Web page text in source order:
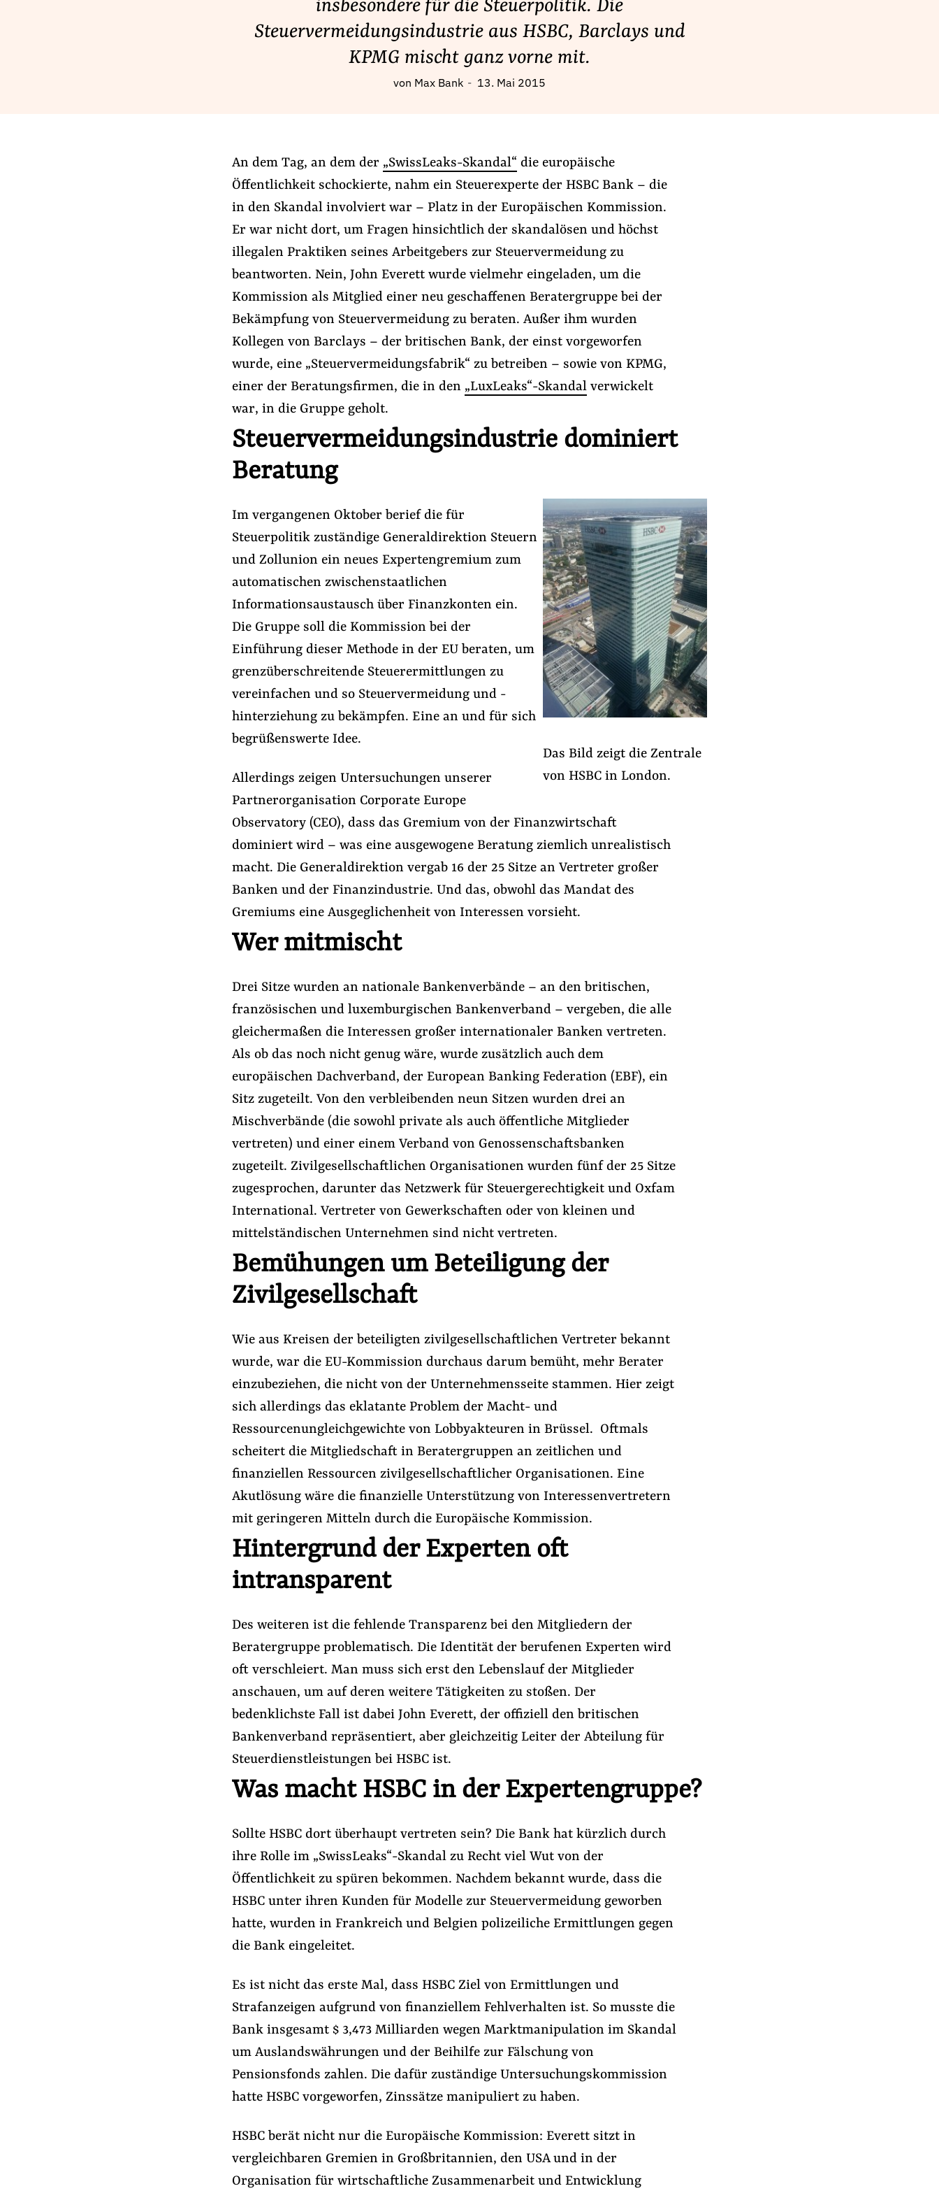
#Lobbyregister
Folge Uns
MastodonBluesky LinkedIn
Feed Newsletter
insbesondere für die Steuerpolitik. Die
Steuervermeidungsindustrie aus HSBC, Barclays und
KPMG mischt ganz vorne mit.
von Max Bank 13. Mai 2015
An dem Tag, an dem der „SwissLeaks-Skandal“ die europäische
Öffentlichkeit schockierte, nahm ein Steuerexperte der HSBC Bank – die
in den Skandal involviert war – Platz in der Europäischen Kommission.
Er war nicht dort, um Fragen hinsichtlich der skandalösen und höchst
illegalen Praktiken seines Arbeitgebers zur Steuervermeidung zu
beantworten. Nein, John Everett wurde vielmehr eingeladen, um die
Kommission als Mitglied einer neu geschaffenen Beratergruppe bei der
Bekämpfung von Steuervermeidung zu beraten. Außer ihm wurden
Kollegen von Barclays – der britischen Bank, der einst vorgeworfen
wurde, eine „Steuervermeidungsfabrik“ zu betreiben – sowie von KPMG,
einer der Beratungsfirmen, die in den „LuxLeaks“-Skandal verwickelt
war, in die Gruppe geholt.
Steuervermeidungsindustrie dominiert
Beratung
Das Bild zeigt die Zentrale
von HSBC in London.
Im vergangenen Oktober berief die für
Steuerpolitik zuständige Generaldirektion Steuern
und Zollunion ein neues Expertengremium zum
automatischen zwischenstaatlichen
Informationsaustausch über Finanzkonten ein.
Die Gruppe soll die Kommission bei der
Einführung dieser Methode in der EU beraten, um
grenzüberschreitende Steuerermittlungen zu
vereinfachen und so Steuervermeidung und -
hinterziehung zu bekämpfen. Eine an und für sich
begrüßenswerte Idee.
Allerdings zeigen Untersuchungen unserer
Partnerorganisation Corporate Europe
Observatory (CEO), dass das Gremium von der Finanzwirtschaft
dominiert wird – was eine ausgewogene Beratung ziemlich unrealistisch
macht. Die Generaldirektion vergab 16 der 25 Sitze an Vertreter großer
Banken und der Finanzindustrie. Und das, obwohl das Mandat des
Gremiums eine Ausgeglichenheit von Interessen vorsieht.
Wer mitmischt
Drei Sitze wurden an nationale Bankenverbände – an den britischen,
französischen und luxemburgischen Bankenverband – vergeben, die alle
gleichermaßen die Interessen großer internationaler Banken vertreten.
Als ob das noch nicht genug wäre, wurde zusätzlich auch dem
europäischen Dachverband, der European Banking Federation (EBF), ein
Sitz zugeteilt. Von den verbleibenden neun Sitzen wurden drei an
Mischverbände (die sowohl private als auch öffentliche Mitglieder
vertreten) und einer einem Verband von Genossenschaftsbanken
zugeteilt. Zivilgesellschaftlichen Organisationen wurden fünf der 25 Sitze
zugesprochen, darunter das Netzwerk für Steuergerechtigkeit und Oxfam
International. Vertreter von Gewerkschaften oder von kleinen und
mittelständischen Unternehmen sind nicht vertreten.
Bemühungen um Beteiligung der
Zivilgesellschaft
Wie aus Kreisen der beteiligten zivilgesellschaftlichen Vertreter bekannt
wurde, war die EU-Kommission durchaus darum bemüht, mehr Berater
einzubeziehen, die nicht von der Unternehmensseite stammen. Hier zeigt
sich allerdings das eklatante Problem der Macht- und
Ressourcenungleichgewichte von Lobbyakteuren in Brüssel. Oftmals
scheitert die Mitgliedschaft in Beratergruppen an zeitlichen und
finanziellen Ressourcen zivilgesellschaftlicher Organisationen. Eine
Akutlösung wäre die finanzielle Unterstützung von Interessenvertretern
mit geringeren Mitteln durch die Europäische Kommission.
Hintergrund der Experten oft
intransparent
Des weiteren ist die fehlende Transparenz bei den Mitgliedern der
Beratergruppe problematisch. Die Identität der berufenen Experten wird
oft verschleiert. Man muss sich erst den Lebenslauf der Mitglieder
anschauen, um auf deren weitere Tätigkeiten zu stoßen. Der
bedenklichste Fall ist dabei John Everett, der offiziell den britischen
Bankenverband repräsentiert, aber gleichzeitig Leiter der Abteilung für
Steuerdienstleistungen bei HSBC ist.
Was macht HSBC in der Expertengruppe?
Sollte HSBC dort überhaupt vertreten sein? Die Bank hat kürzlich durch
ihre Rolle im „SwissLeaks“-Skandal zu Recht viel Wut von der
Öffentlichkeit zu spüren bekommen. Nachdem bekannt wurde, dass die
HSBC unter ihren Kunden für Modelle zur Steuervermeidung geworben
hatte, wurden in Frankreich und Belgien polizeiliche Ermittlungen gegen
die Bank eingeleitet.
Es ist nicht das erste Mal, dass HSBC Ziel von Ermittlungen und
Strafanzeigen aufgrund von finanziellem Fehlverhalten ist. So musste die
Bank insgesamt $ 3,473 Milliarden wegen Marktmanipulation im Skandal
um Auslandswährungen und der Beihilfe zur Fälschung von
Pensionsfonds zahlen. Die dafür zuständige Untersuchungskommission
hatte HSBC vorgeworfen, Zinssätze manipuliert zu haben.
HSBC berät nicht nur die Europäische Kommission: Everett sitzt in
vergleichbaren Gremien in Großbritannien, den USA und in der
Organisation für wirtschaftliche Zusammenarbeit und Entwicklung